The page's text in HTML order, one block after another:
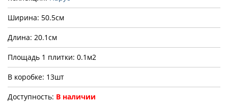
Ширина: 50.5см
Длина: 20.1см
Площадь 1 плитки: 0.1м2
В коробке: 13шт
Доступность: В наличии